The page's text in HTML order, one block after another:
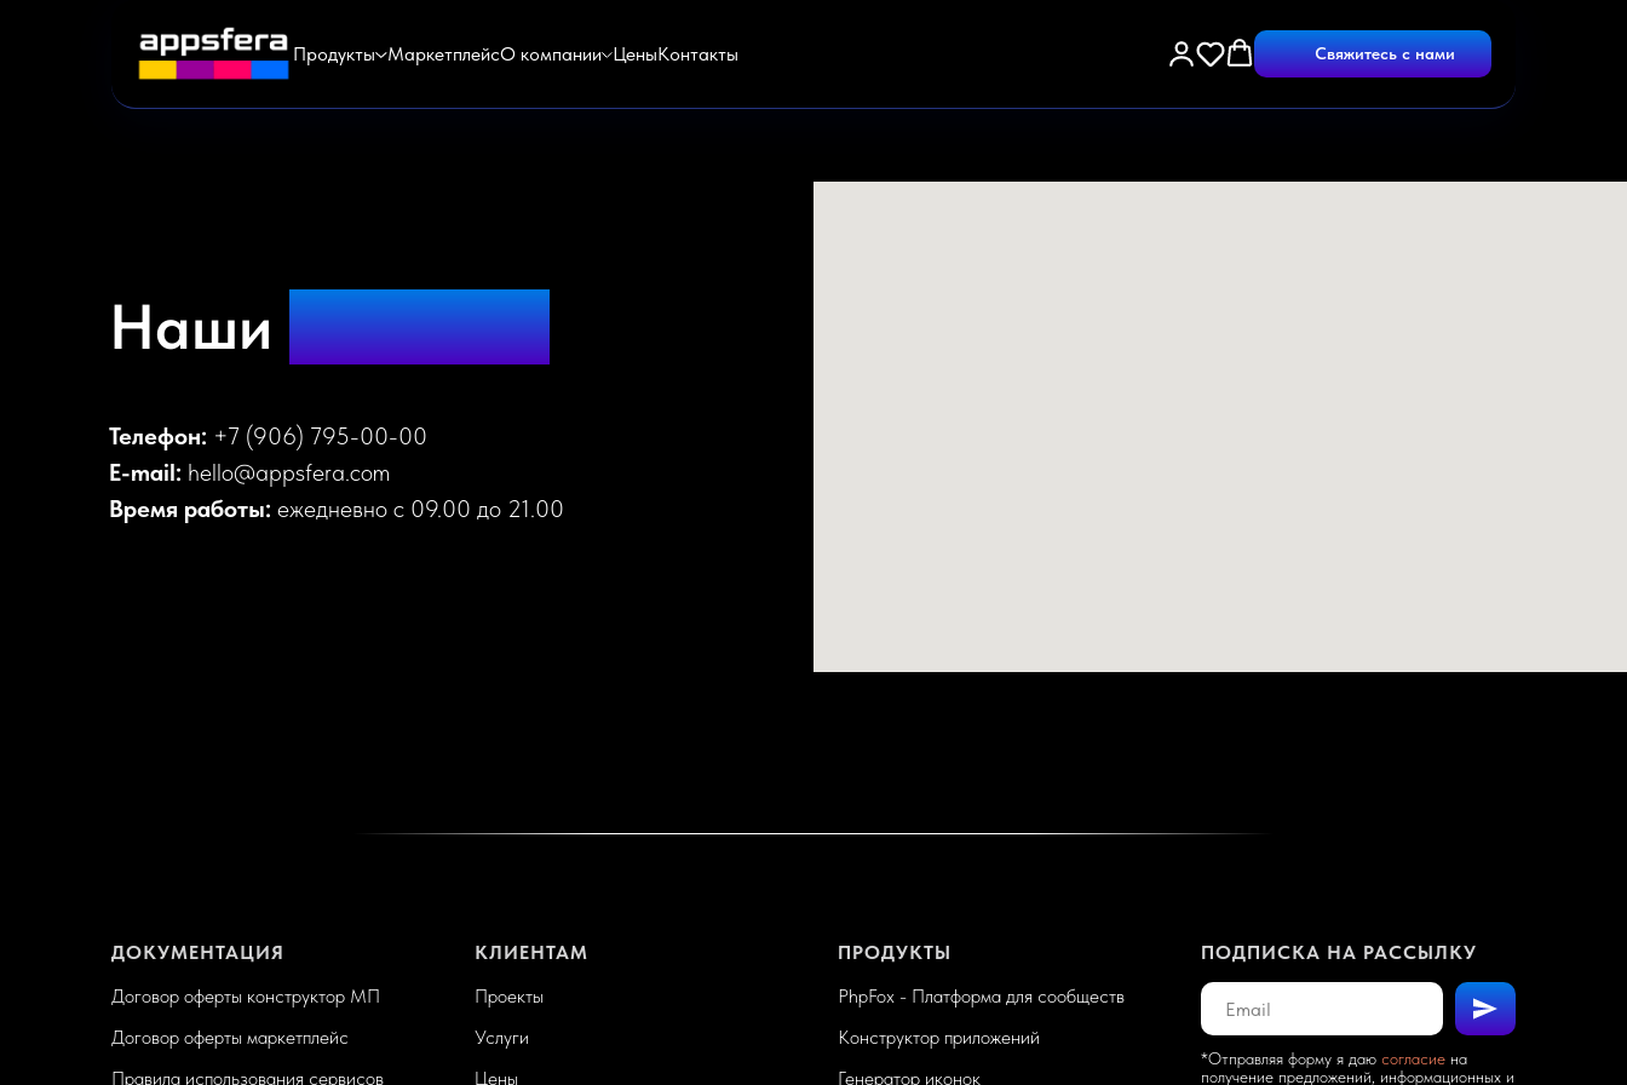
Продукты МаркетплейсО компании ЦеныКонтакты Свяжитесь с нами
Наши контакты
Телефон: +7 (906) 795-00-00
E-mail: hello@appsfera.com
Время работы: ежедневно с 09.00 до 21.00
ДОКУМЕНТАЦИЯ
Договор оферты конструктор МП
Договор оферты маркетплейс
Правила использования сервисов
КЛИЕНТАМ
Проекты
Услуги
Цены
ПРОДУКТЫ
PhpFox - Платформа для сообществ
Конструктор приложений
Генератор иконок
ПОДПИСКА НА РАССЫЛКУ
*Отправляя форму я даю согласие на
получение предложений, информационных и